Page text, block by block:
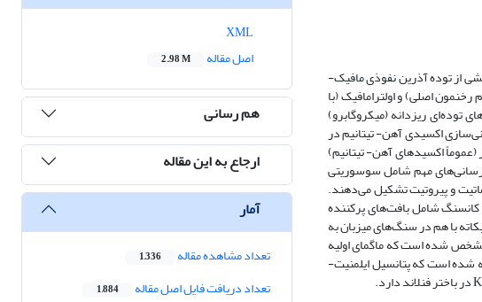
بخشی از توده آذرین نفوذی مافیک-
اصلی) و اولترامافیک (با
ریزدانه (میکروگابرو)
اکسیدی آهن- تیتانیم در
اکسیدهای آهن- تیتانیم)
مهم شامل سوسوریتی
و پیروتیت تشکیل می‌دهند.
حجمی در تغییر هستند. بافت‌های اصلی کانسنگ شامل بافت‌های پرکننده
با هم در سنگ‌های میزبان به
شده است که ماگمای اولیه
شده است که پتانسیل ایلمنیت-
اصل مقاله
2.98 M
هم رسانی
ارجاع به این مقاله
آمار
تعداد مشاهده مقاله 1,336
تعداد دریافت فایل اصل مقاله 1,884